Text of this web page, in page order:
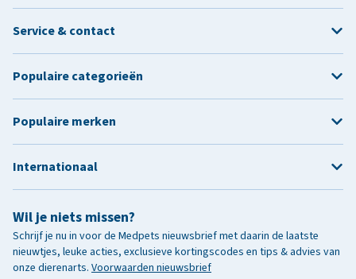
Wil je niets missen?
Schrijf je nu in voor de Medpets nieuwsbrief met daarin de laatste
nieuwtjes, leuke acties, exclusieve kortingscodes en tips & advies van
onze dierenarts. Voorwaarden nieuwsbrief
Service & contact
Populaire categorieën
Populaire merken
Internationaal